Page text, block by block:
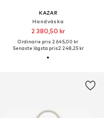
KAZAR
Handväska
2 380,50 kr
Ordinarie pris: 2 645,00 kr
Senaste lägsta pris:2 248,25 kr